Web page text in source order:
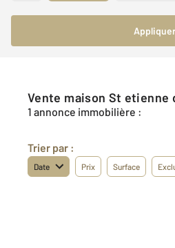
Appliquer
Vente maison St
1 annonce immobilière :
Trier par :
Date Prix Surface